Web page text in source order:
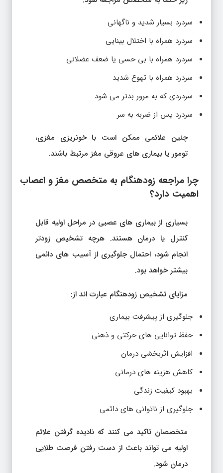
سردرد بسیار شدید و ناگهانی
سردرد همراه با اختلال بینایی
سردرد همراه با بی حسی یا ضعف عضلانی
سردرد همراه با تهوع شدید
سردردی که به مرور بدتر می شود
سردرد پس از ضربه به سر
چنین علائمی ممکن است با خونریزی مغزی،
تومور یا بیماری های عروقی مغز مرتبط باشند.
چرا مراجعه زودهنگام به متخصص مغز و اعصاب
اهمیت دارد؟
بسیاری از بیماری های عصبی در مراحل اولیه قابل
کنترل یا درمان هستند. هرچه تشخیص زودتر
انجام شود، احتمال جلوگیری از آسیب های دائمی
بیشتر خواهد بود.
مزایای تشخیص زودهنگام عبارت اند از:
جلوگیری از پیشرفت بیماری
حفظ توانایی های حرکتی و ذهنی
افزایش اثربخشی درمان
کاهش هزینه های درمانی
بهبود کیفیت زندگی
جلوگیری از ناتوانی های دائمی
متخصصان تاکید می کنند که نادیده گرفتن علائم
اولیه می تواند باعث از دست رفتن فرصت طلایی
درمان شود.